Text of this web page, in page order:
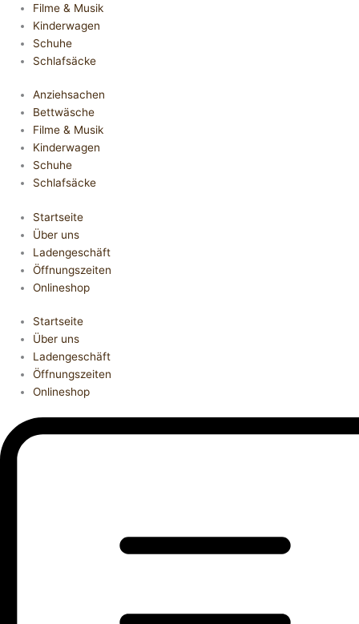
Filme & Musik
Kinderwagen
Schuhe
Schlafsäcke
Anziehsachen
Bettwäsche
Filme & Musik
Kinderwagen
Schuhe
Schlafsäcke
Startseite
Über uns
Ladengeschäft
Öffnungszeiten
Onlineshop
Startseite
Über uns
Ladengeschäft
Öffnungszeiten
Onlineshop